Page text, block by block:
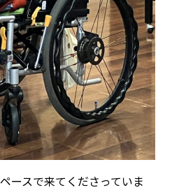
ースで来てくださっていま